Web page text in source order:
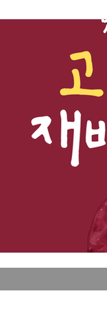
주점알
진주스웨디시알바
태국마사지구인
인